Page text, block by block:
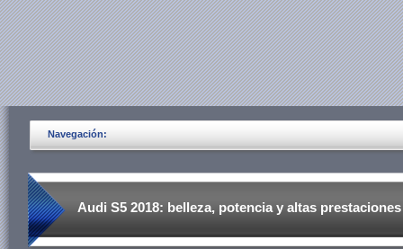
Navegación:
Audi S5 2018: belleza, potencia y altas prestaciones